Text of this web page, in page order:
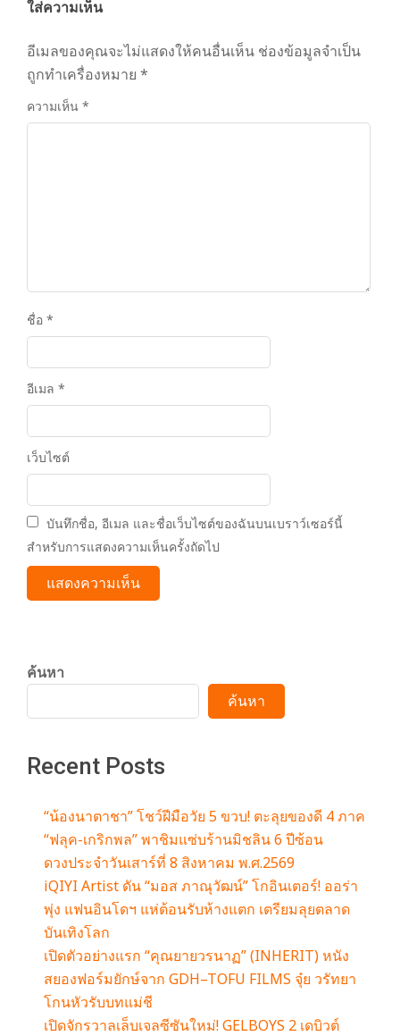
ใส่ความเห็น
อีเมลของคุณจะไม่แสดงให้คนอื่นเห็น ช่องข้อมูลจำเป็น
ถูกทำเครื่องหมาย *
ความเห็น *
ชื่อ *
อีเมล *
เว็บไซต์
บันทึกชื่อ, อีเมล และชื่อเว็บไซต์ของฉันบนเบราว์เซอร์นี้
สำหรับการแสดงความเห็นครั้งถัดไป
ค้นหา
ค้นหา
Recent Posts
“น้องนาตาชา” โชว์ฝีมือวัย 5 ขวบ! ตะลุยของดี 4 ภาค
“ฟลุค-เกริกพล” พาชิมแซ่บร้านมิชลิน 6 ปีซ้อน
ดวงประจำวันเสาร์ที่ 8 สิงหาคม พ.ศ.2569
iQIYI Artist ดัน “มอส ภาณุวัฒน์” โกอินเตอร์! ออร่า
พุ่ง แฟนอินโดฯ แห่ต้อนรับห้างแตก เตรียมลุยตลาด
บันเทิงโลก
เปิดตัวอย่างแรก “คุณยายวรนาฏ” (INHERIT) หนัง
สยองฟอร์มยักษ์จาก GDH–TOFU FILMS จุ๋ย วรัทยา
โกนหัวรับบทแม่ชี
เปิดจักรวาลเล็บเจลซีซันใหม่! GELBOYS 2 เดบิวต์